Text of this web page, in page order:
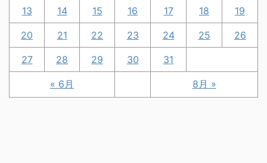
« 6月 8月 »
13 14 15 16 17 18 19
20 21 22 23 24 25 26
27 28 29 30 31